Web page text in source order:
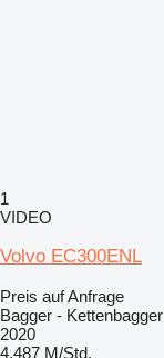
1
VIDEO
Volvo EC300ENL
Preis auf Anfrage
Bagger - Kettenbagger
2020
4.487 M/Std.